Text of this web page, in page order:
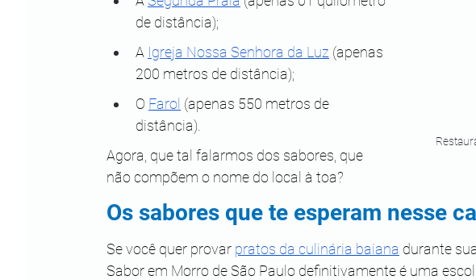
de distância);
A Igreja Nossa Senhora da Luz (apenas
200 metros de distância);
O Farol (apenas 550 metros de
distância).
Agora, que tal falarmos dos sabores, que
não compõem o nome do local à toa?
Os sabores que te esperam nesse
Se você quer provar pratos da culinária baiana durante
Sabor em Morro de São Paulo definitivamente é uma